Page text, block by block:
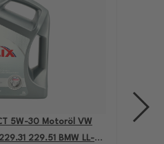
5W-30 Motoröl VW
229.51 BMW LL-04